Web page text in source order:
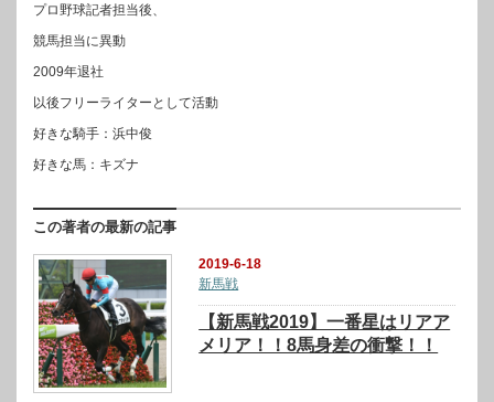
プロ野球記者担当後、
競馬担当に異動
2009年退社
以後フリーライターとして活動
好きな騎手：浜中俊
好きな馬：キズナ
この著者の最新の記事
2019-6-18
新馬戦
【新馬戦2019】一番星はリアア
メリア！！8馬身差の衝撃！！